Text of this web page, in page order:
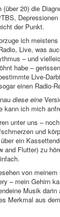
20) die
der Punkt.
ich
Live, was
– und
habe –
Live-
einen Radio-
diese eine
kann ich mich
unter uns –
und
ein
and Flutter) zu
von
– mein Gehirn
Musik darin
Merkmal aus